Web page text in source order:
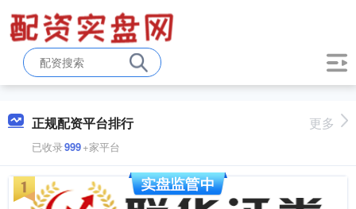
正规配资平台排行
已收录999+家平台
更多